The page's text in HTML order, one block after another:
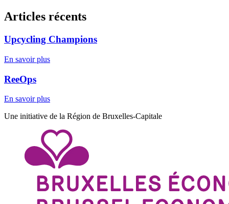
Articles récents
Upcycling Champions
En savoir plus
ReeOps
En savoir plus
Une initiative de la Région de Bruxelles-Capitale